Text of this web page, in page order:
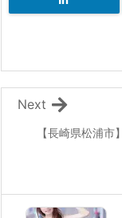
【長崎県松浦
Next